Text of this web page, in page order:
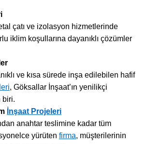
çatı ve izolasyon hizmetlerinde
iklim koşullarına dayanıklı çözümler
ve kısa sürede inşa edilebilen hafif
, Göksallar İnşaat’ın yenilikçi
biri.
İnşaat Projeleri
anahtar teslimine kadar tüm
yürüten firma, müşterilerinin